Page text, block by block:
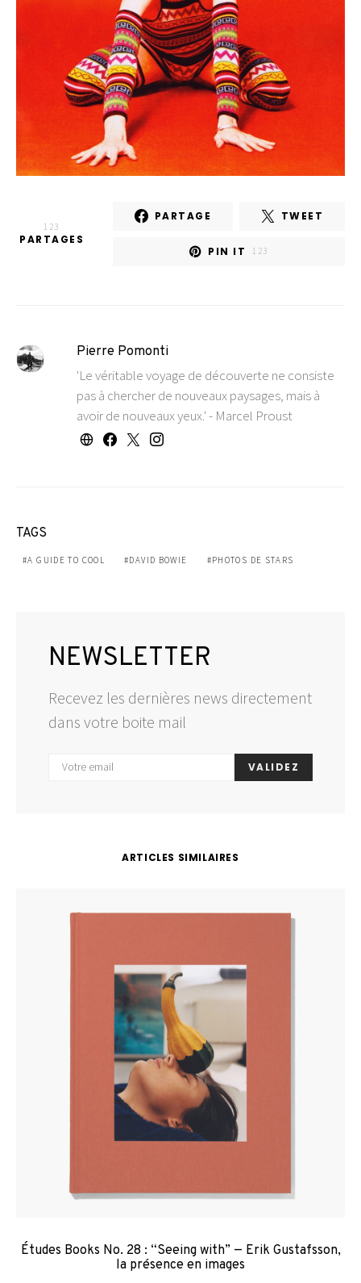
123
PARTAGES
PARTAGE TWEET
PIN IT 123
Pierre Pomonti
'Le véritable voyage de découverte ne consiste
pas à chercher de nouveaux paysages, mais à
avoir de nouveaux yeux.' - Marcel Proust
TAGS
A GUIDE TO COOL DAVID BOWIE PHOTOS DE STARS
NEWSLETTER
Recevez les dernières news directement
dans votre boite mail
VALIDEZ
ARTICLES SIMILAIRES
Études Books No. 28 : “Seeing with” — Erik Gustafsson,
la présence en images